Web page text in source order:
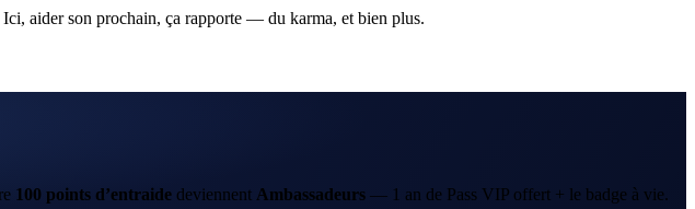
aider son prochain, ça rapporte — du karma, et bien plus.
100 points d’entraide deviennent Ambassadeurs — 1 an de Pass VIP offert + le badge à vie.